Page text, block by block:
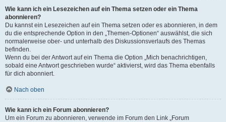
Wie kann ich ein Lesezeichen auf ein Thema setzen oder ein Thema
abonnieren?
Du kannst ein Lesezeichen auf ein Thema setzen oder es abonnieren, in dem
du die entsprechende Option in den „Themen-Optionen“ auswählst, die sich
normalerweise ober- und unterhalb des Diskussionsverlaufs des Themas
befinden.
Wenn du bei der Antwort auf ein Thema die Option „Mich benachrichtigen,
sobald eine Antwort geschrieben wurde“ aktivierst, wird das Thema ebenfalls
für dich abonniert.
Nach oben
Wie kann ich ein Forum abonnieren?
Um ein Forum zu abonnieren, verwende im Forum den Link „Forum